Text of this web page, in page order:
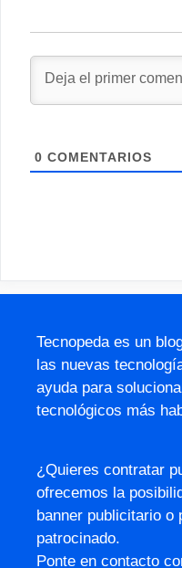
0 COMENTARIOS
Tecnopeda es un
las nuevas
ayuda para
tecnológicos más
¿Quieres contratar
ofrecemos la
banner publicitario o
patrocinado.
Ponte en contacto